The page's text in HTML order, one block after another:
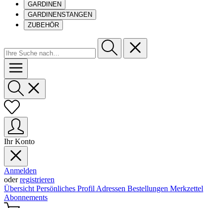
GARDINEN
GARDINENSTANGEN
ZUBEHÖR
Ihr Konto
Anmelden
oderregistrieren
Übersicht Persönliches Profil Adressen Bestellungen Merkzettel
Abonnements